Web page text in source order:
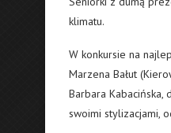
klimatu.
W konkursie na
Marzena Bałut
Barbara Kabacińska,
swoimi stylizacjami,